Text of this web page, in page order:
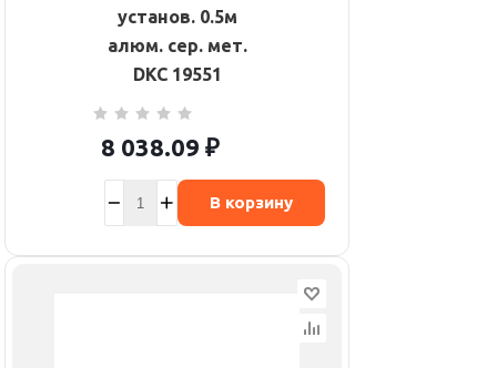
установ. 0.5м
алюм. сер. мет.
DKC 19551
8 038.09 ₽
В корзину